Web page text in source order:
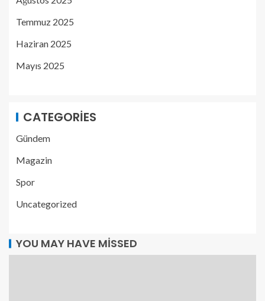
Temmuz 2025
Haziran 2025
Mayıs 2025
CATEGORIES
Gündem
Magazin
Spor
Uncategorized
YOU MAY HAVE MISSED